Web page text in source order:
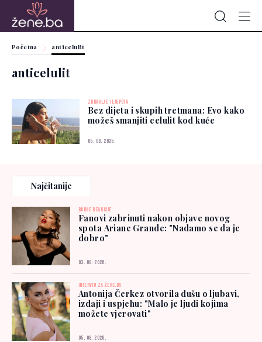
Početna anticelulit
anticelulit
ZDRAVLJE I LJEPOTA
Bez dijeta i skupih tretmana: Evo kako
možeš smanjiti celulit kod kuće
05. 08. 2025.
Najčitanije
BURNE REAKCIJE
Fanovi zabrinuti nakon objave novog
spota Ariane Grande: "Nadamo se da je
dobro"
03. 08. 2026.
INTERVJU ZA ŽENE.BA
Antonija Čerkez otvorila dušu o ljubavi,
izdaji i uspjehu: "Malo je ljudi kojima
možete vjerovati"
05. 08. 2026.